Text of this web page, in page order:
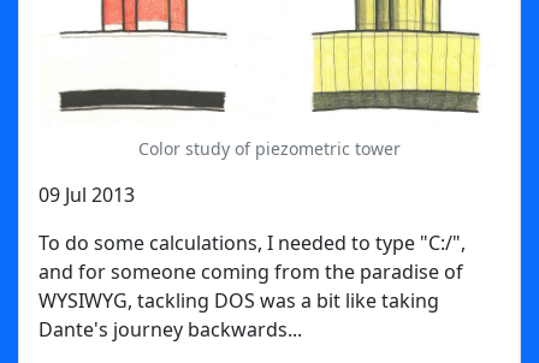
Color study of piezometric tower
09 Jul 2013
To do some calculations, I needed to type "C:/",
and for someone coming from the paradise of
WYSIWYG, tackling DOS was a bit like taking
Dante's journey backwards...